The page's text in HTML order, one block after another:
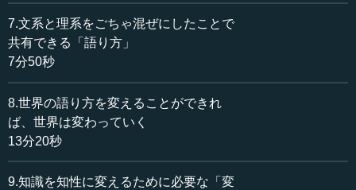
が、このからだは一緒だと考えてもいいわけですが、歌っ
たり舞ったりすることによって、実はからだが、ある変容
を遂げる瞬間があるのではないでしょうか。
そういうことに意識的だった、あるいは気付いていたと
いうことが、日本の文化の中にはあるのではないでしょう
か。
●彼岸を往来するからだが手に入れる「自由」
7.文系と理系をごちゃ混ぜにしたことで
共有できる「語り方」
7分50秒
8.世界の語り方を変えることができれ
ば、世界は変わっていく
13分20秒
9.知識を知性に変えるために必要な「変